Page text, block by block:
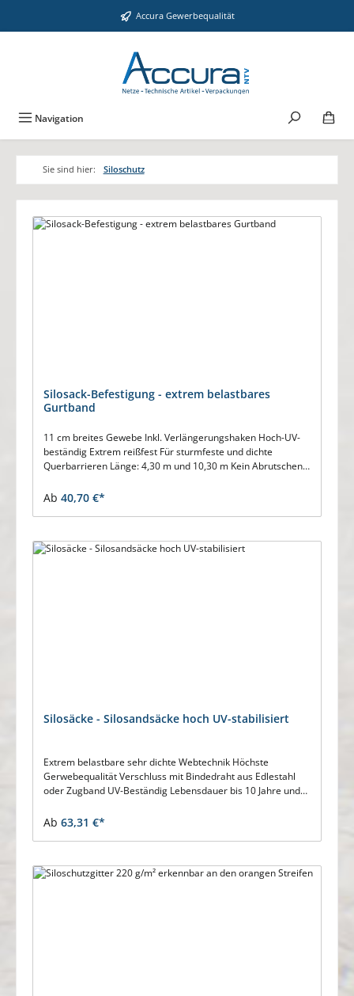
Zum Hauptinhalt springen Accura Gewerbequalität
Navigation
Sie sind hier: Siloschutz
Silosack-Befestigung - extrem belastbares
Gurtband
11 cm breites Gewebe Inkl. Verlängerungshaken Hoch-UV-
beständig Extrem reißfest Für sturmfeste und dichte
Querbarrieren Länge: 4,30 m und 10,30 m Kein Abrutschen
Ab 40,70 €*
Silosäcke - Silosandsäcke hoch UV-stabilisiert
Extrem belastbare sehr dichte Webtechnik Höchste
Gerwebequalität Verschluss mit Bindedraht aus Edlestahl
oder Zugband UV-Beständig Lebensdauer bis 10 Jahre und
produziert mit 1A-Rohstoffen Bestellmenge 1 = 50 Stück
Ab 63,31 €*